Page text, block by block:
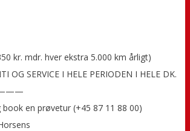
kr. mdr. hver ekstra 5.000 km årligt)
OG SERVICE I HELE PERIODEN I HELE DK.
en prøvetur (+45 87 11 88 00)